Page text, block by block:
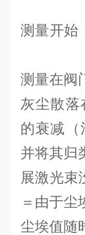
测量开
测量在
灰尘散
的衰减
并将其归
展激光束
＝由于
尘埃值随